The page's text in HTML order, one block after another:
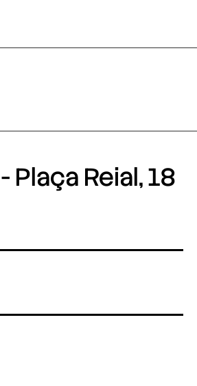
Plaça Reial, 18